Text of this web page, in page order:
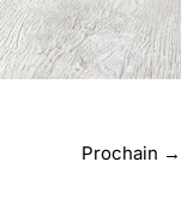
Prochain →